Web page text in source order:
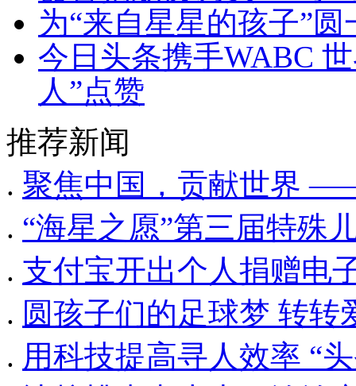
为“来自星星的孩子”
今日头条携手WABC
人”点赞
推荐新闻
. 聚焦中国，贡献世界
. “海星之愿”第三届特殊
. 支付宝开出个人捐赠电
. 圆孩子们的足球梦 转
. 用科技提高寻人效率 “